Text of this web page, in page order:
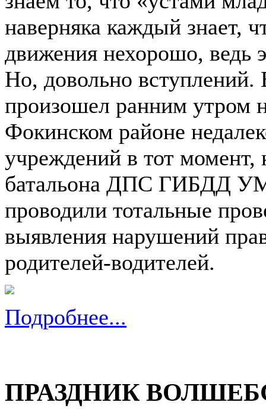
наверняка каждый знает,
движения нехорошо, ведь
Но, довольно
произошел ранним утром
Фокинском районе
учреждений в тот момент,
батальона ДПС ГИБДД
проводили тотальные
выявления нарушений
родителей-водителей.
Подробнее...
ПРАЗДНИК